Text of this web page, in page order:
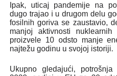
Ipak, uticaj pandemije na
dugo trajao i u drugom delu
fosilnih goriva se zaustavio,
manjoj aktivnosti
proizvele 10 odsto manje
najtežu godinu u svojoj istoriji.
Ukupno gledajući,